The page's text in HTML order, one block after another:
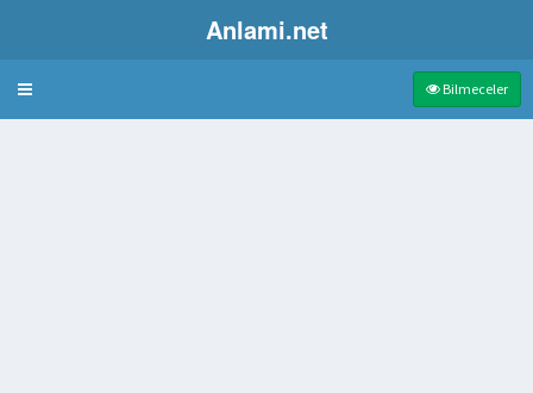
Anlami.net
Bulmaca Bilmeceler